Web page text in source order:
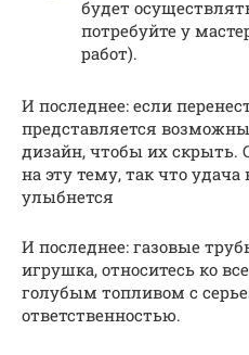
будет
потребуйте у
работ).
И последнее: если
представляется
дизайн, чтобы их скрыть.
на эту тему, так что
улыбнется
И последнее: газовые
игрушка, относитесь ко
голубым топливом с
ответственностью.